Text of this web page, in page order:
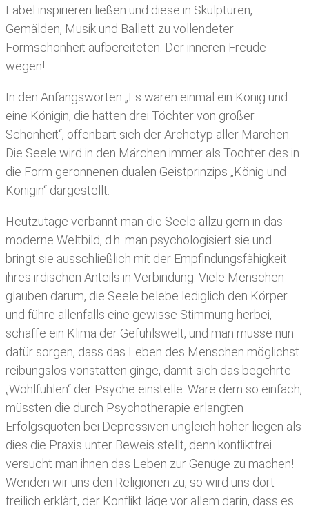
Fabel inspirieren ließen und diese in Skulpturen,
Gemälden, Musik und Ballett zu vollendeter
Formschönheit aufbereiteten. Der inneren Freude
wegen!
In den Anfangsworten „Es waren einmal ein König und
eine Königin, die hatten drei Töchter von großer
Schönheit“, offenbart sich der Archetyp aller Märchen.
Die Seele wird in den Märchen immer als Tochter des in
die Form geronnenen dualen Geistprinzips „König und
Königin“ dargestellt.
Heutzutage verbannt man die Seele allzu gern in das
moderne Weltbild, d.h. man psychologisiert sie und
bringt sie ausschließlich mit der Empfindungsfähigkeit
ihres irdischen Anteils in Verbindung. Viele Menschen
glauben darum, die Seele belebe lediglich den Körper
und führe allenfalls eine gewisse Stimmung herbei,
schaffe ein Klima der Gefühlswelt, und man müsse nun
dafür sorgen, dass das Leben des Menschen möglichst
reibungslos vonstatten ginge, damit sich das begehrte
„Wohlfühlen“ der Psyche einstelle. Wäre dem so einfach,
müssten die durch Psychotherapie erlangten
Erfolgsquoten bei Depressiven ungleich höher liegen als
dies die Praxis unter Beweis stellt, denn konfliktfrei
versucht man ihnen das Leben zur Genüge zu machen!
Wenden wir uns den Religionen zu, so wird uns dort
freilich erklärt, der Konflikt läge vor allem darin, dass es